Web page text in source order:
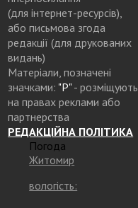
(для інтернет-ресурсів),
або письмова згода
редакції (для друкованих
видань)
Матеріали, позначені
значками: "Р"- розміщують
на правах реклами або
партнерства
РЕДАКЦІЙНА ПОЛІТИКА
Погода
Житомир
вологість: